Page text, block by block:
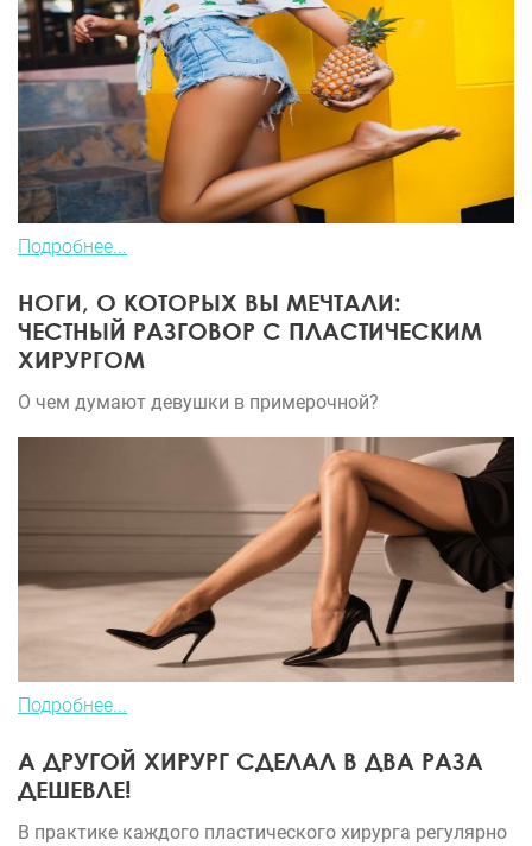
Подробнее...
НОГИ, О КОТОРЫХ ВЫ МЕЧТАЛИ:
ЧЕСТНЫЙ РАЗГОВОР С ПЛАСТИЧЕСКИМ
ХИРУРГОМ
О чем думают девушки в примерочной?
Подробнее...
А ДРУГОЙ ХИРУРГ СДЕЛАЛ В ДВА РАЗА
ДЕШЕВЛЕ!
В практике каждого пластического хирурга регулярно